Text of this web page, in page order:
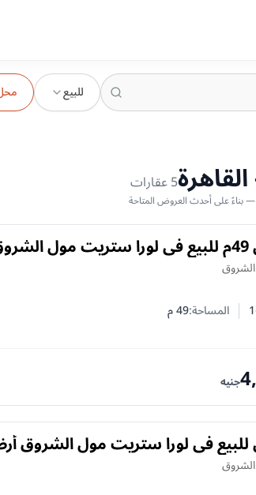
للبيع
5عقارات
محل تجاري 49م للبيع في لورا ستريت مول
الشروق
النوم
الحمامات1 المساحة:49م
جنيه
في لورا ستريت مول الشروق
الشروق